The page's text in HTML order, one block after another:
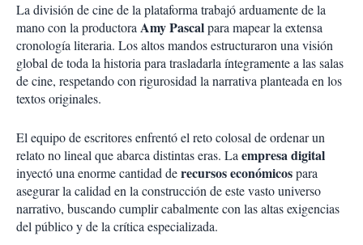
La división de cine de la plataforma trabajó arduamente de la
mano con la productoraAmy Pascalpara mapear la extensa
cronología literaria. Los altos mandos estructuraron una visión
global de toda la historia para trasladarla íntegramente a las salas
de cine, respetando con rigurosidad la narrativa planteada en los
textos originales.
El equipo de escritores enfrentó el reto colosal de ordenar un
relato no lineal que abarca distintas eras. Laempresa digital
inyectó una enorme cantidad derecursos económicospara
asegurar la calidad en la construcción de este vasto universo
narrativo, buscando cumplir cabalmente con las altas exigencias
del público y de la crítica especializada.